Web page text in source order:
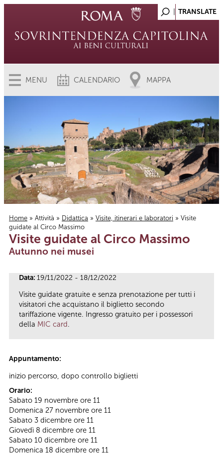
MENU CALENDARIO MAPPA
Tu sei qui
Home » Attività » Didattica » Visite, itinerari e laboratori » Visite
guidate al Circo Massimo
Visite guidate al Circo Massimo
Autunno nei musei
Data: 19/11/2022 - 18/12/2022
Visite guidate gratuite e senza prenotazione per tutti i
visitatori che acquistano il biglietto secondo
tariffazione vigente. Ingresso gratuito per i possessori
della MIC card.
Appuntamento:
inizio percorso, dopo controllo biglietti
Orario:
Sabato 19 novembre ore 11
Domenica 27 novembre ore 11
Sabato 3 dicembre ore 11
Giovedì 8 dicembre ore 11
Sabato 10 dicembre ore 11
Domenica 18 dicembre ore 11